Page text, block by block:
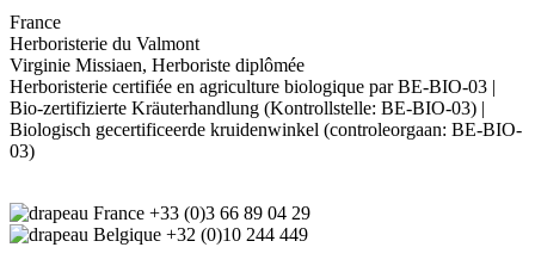
France
Herboristerie du Valmont
Virginie Missiaen, Herboriste diplômée
Herboristerie certifiée en agriculture biologique par BE-BIO-03 |
Bio-zertifizierte Kräuterhandlung (Kontrollstelle: BE-BIO-03) |
Biologisch gecertificeerde kruidenwinkel (controleorgaan: BE-BIO-
03)
+33 (0)3 66 89 04 29
+32 (0)10 244 449